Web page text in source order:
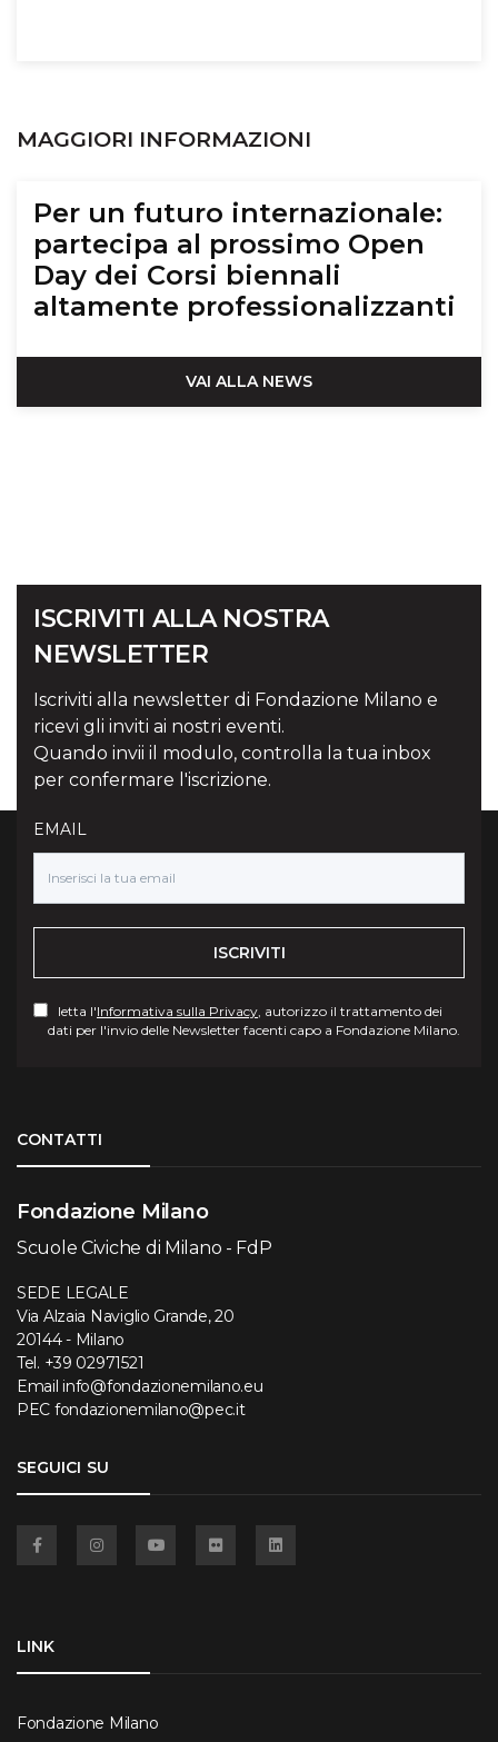
MAGGIORI INFORMAZIONI
Per un futuro internazionale:
partecipa al prossimo Open
Day dei Corsi biennali
altamente professionalizzanti
VAI ALLA NEWS
ISCRIVITI ALLA NOSTRA
NEWSLETTER
Iscriviti alla newsletter di Fondazione Milano e
ricevi gli inviti ai nostri eventi.
Quando invii il modulo, controlla la tua inbox
per confermare l'iscrizione.
EMAIL
ISCRIVITI
letta l'Informativa sulla Privacy , autorizzo il trattamento dei
dati per l'invio delle Newsletter facenti capo a Fondazione Milano.
CONTATTI
Fondazione Milano
Scuole Civiche di Milano - FdP
SEDE LEGALE
Via Alzaia Naviglio Grande, 20
20144 - Milano
Tel. +39 02971521
Email info@fondazionemilano.eu
PEC fondazionemilano@pec.it
SEGUICI SU
LINK
Fondazione Milano